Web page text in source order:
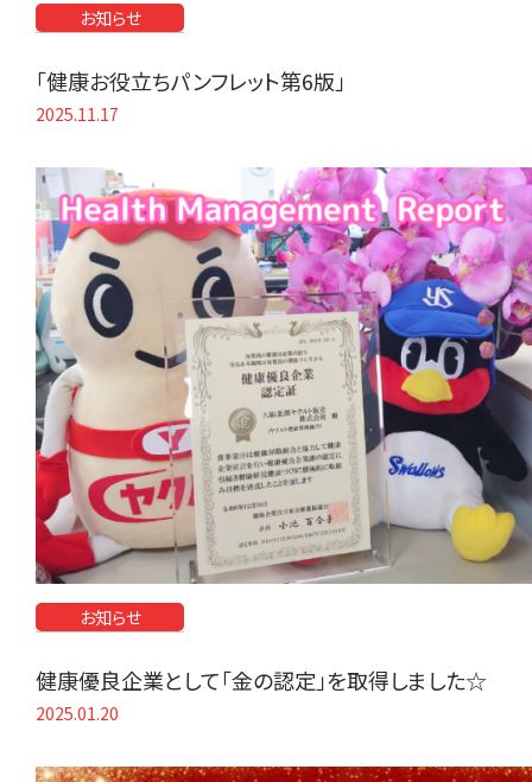
お知らせ
「健康お役立ちパンフレット第6版」
2025.11.17
お知らせ
健康優良企業として「金の認定」を取得しました☆
2025.01.20